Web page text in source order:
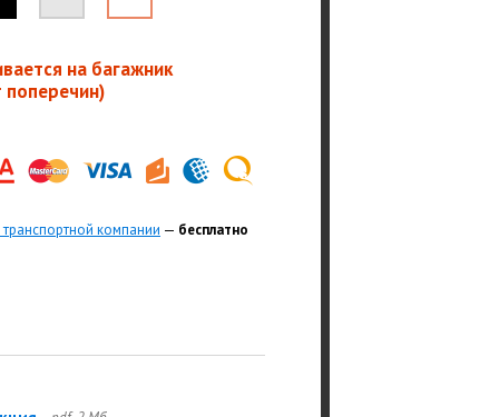
на багажник
поперечин)
компании — бесплатно